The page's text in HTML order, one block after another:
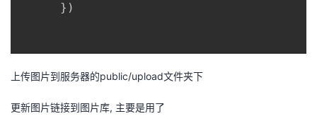
藏
} )
上传图片到服务器的public/upload文件夹下
更新图片链接到图片库, 主要是用了